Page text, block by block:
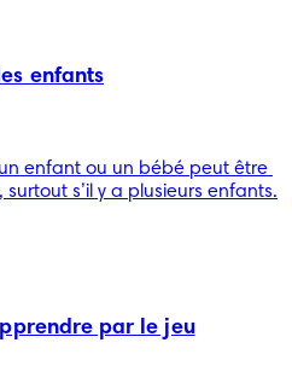
enfants
enfant ou un bébé peut être
s’il y a plusieurs enfants.
par le jeu